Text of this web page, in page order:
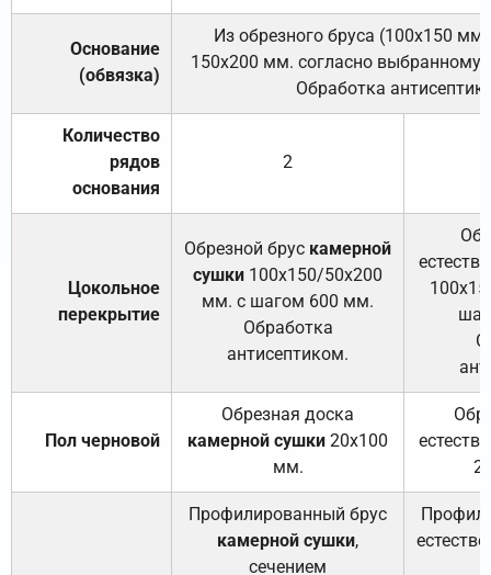
Основание
(обвязка)
Из обрезного бруса (100х150
150х200 мм. согласно выбранному
Обработка
Количество
рядов
основания
2
Цокольное
перекрытие
Обрезной брус камерной
сушки 100х150/50х200
мм. с шагом 600 мм.
Обработка
антисептиком.
Пол черновой
Обрезная доска
камерной сушки 20х100
мм.
Профилированный брус
камерной сушки,
сечением